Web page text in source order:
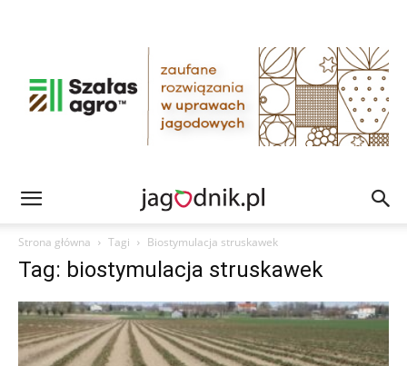
Strona główna Tagi Biostymulacja struskawek
Tag: biostymulacja struskawek